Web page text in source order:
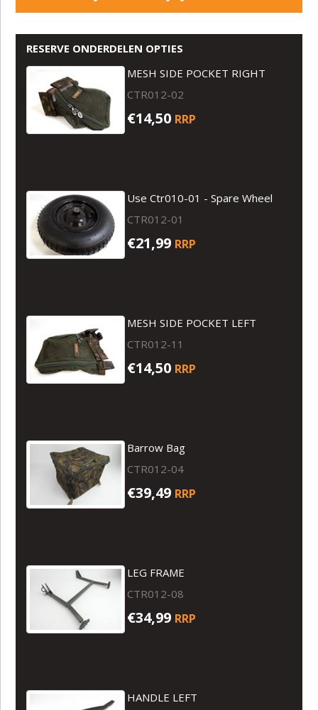
RESERVE ONDERDELEN OPTIES
MESH SIDE POCKET RIGHT
CTR012-02
€14,50 RRP
Use Ctr010-01 - Spare Wheel
CTR012-01
€21,99 RRP
MESH SIDE POCKET LEFT
CTR012-11
€14,50 RRP
Barrow Bag
CTR012-04
€39,49 RRP
LEG FRAME
CTR012-08
€34,99 RRP
HANDLE LEFT